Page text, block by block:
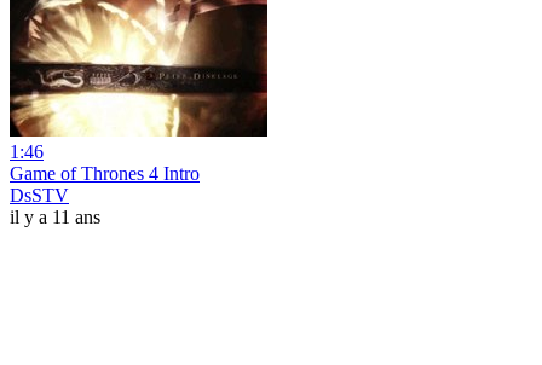
1:46
Game of Thrones 4 Intro
DsSTV
il y a 11 ans